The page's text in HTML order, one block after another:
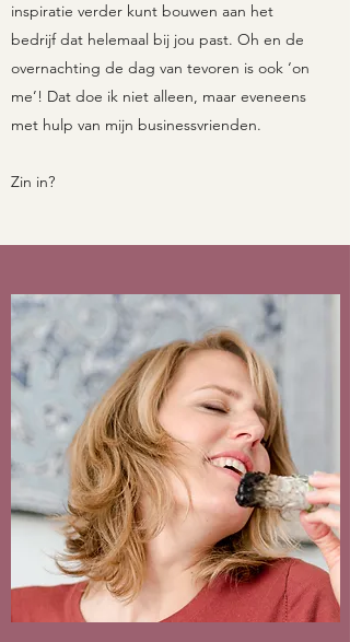
inspiratie verder kunt bouwen aan het
bedrijf dat helemaal bij jou past. Oh en de
overnachting de dag van tevoren is ook ‘on
me’! Dat doe ik niet alleen, maar eveneens
met hulp van mijn businessvrienden.
Zin in?